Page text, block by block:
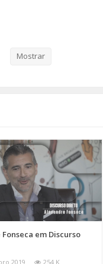
40 anos da cidade da
Mostrar
em Discurso
2019 254 K